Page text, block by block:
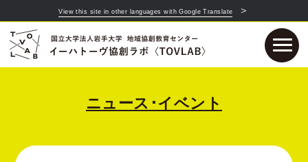
View this site in other languages with Google Translate ＞
ニュース･イベント